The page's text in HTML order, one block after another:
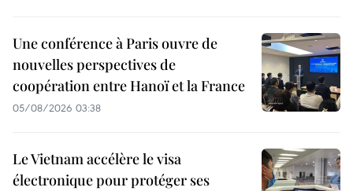
Une conférence à Paris ouvre de
nouvelles perspectives de
coopération entre Hanoï et la France
05/08/2026 03:38
Le Vietnam accélère le visa
électronique pour protéger ses